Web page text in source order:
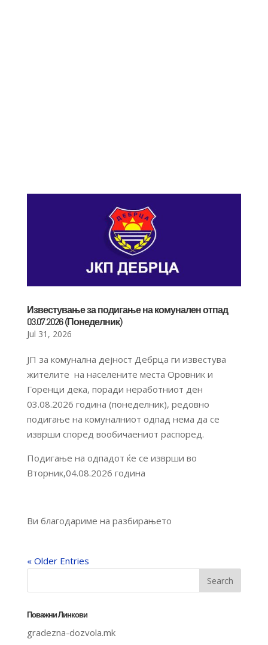
Известување за подигање на комунален отпад
03.07.2026 (Понеделник)
Jul 31, 2026
ЈП за комунална дејност Дебрца ги известува
жителите на населените места Оровник и
Горенци дека, поради неработниот ден
03.08.2026 година (понеделник), редовно
подигање на комуналниот одпад нема да се
изврши според вообичаениот распоред.
Подигање на одпадот ќе се изврши во
Вторник,04.08.2026 година
Ви благодариме на разбирањето
« Older Entries
Поважни Линкови
gradezna-dozvola.mk